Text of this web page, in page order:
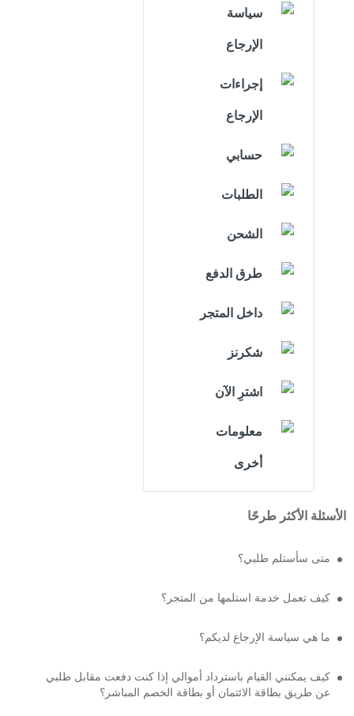
سياسة
الإرجاع
إجراءات
الإرجاع
حسابي
الطلبات
الشحن
طرق الدفع
داخل المتجر
شكرنز
اشترِ الآن
معلومات
أخرى
الأسئلة الأكثر طرحًا
متى سأستلم طلبي؟
كيف تعمل خدمة استلمها من المتجر؟
ما هي سياسة الإرجاع لديكم؟
كيف يمكنني القيام باسترداد أموالي إذا كنت دفعت مقابل طلبي
عن طريق بطاقة الائتمان أو بطاقة الخصم المباشر؟